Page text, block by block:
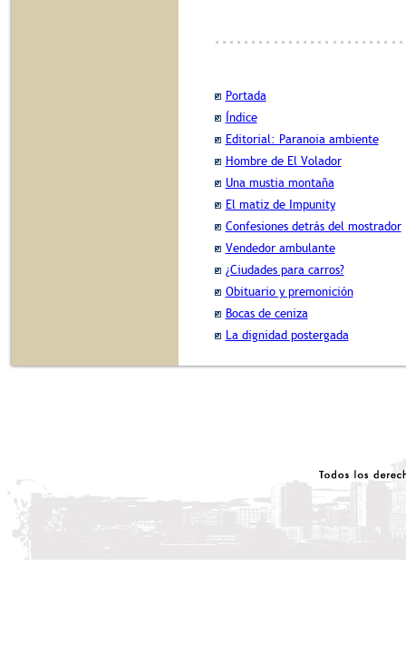
Portada
Índice
Editorial: Paranoia ambiente
Hombre de El Volador
Una mustia montaña
El matiz de Impunity
Confesiones detrás del mostrador
Vendedor ambulante
¿Ciudades para carros?
Obituario y premonición
Bocas de ceniza
La dignidad postergada